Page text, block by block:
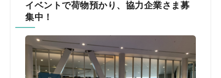
イベントで荷物預かり、協力企業さま募
集中！